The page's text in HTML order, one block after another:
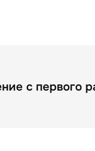
с первого